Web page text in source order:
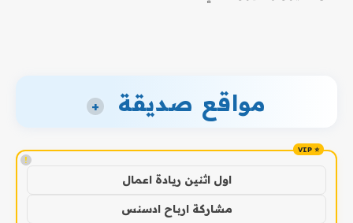
مواقع صديقة +
!
اول اثنين ريادة اعمال
مشاركة ارباح ادسنس